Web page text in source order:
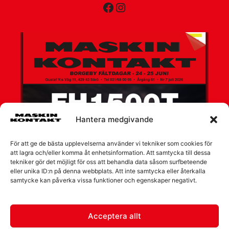
Hantera medgivande
För att ge de bästa upplevelserna använder vi tekniker som cookies för
att lagra och/eller komma åt enhetsinformation. Att samtycka till dessa
tekniker gör det möjligt för oss att behandla data såsom surfbeteende
eller unika ID:n på denna webbplats. Att inte samtycka eller återkalla
samtycke kan påverka vissa funktioner och egenskaper negativt.
Acceptera allt
Facebook
Instagram